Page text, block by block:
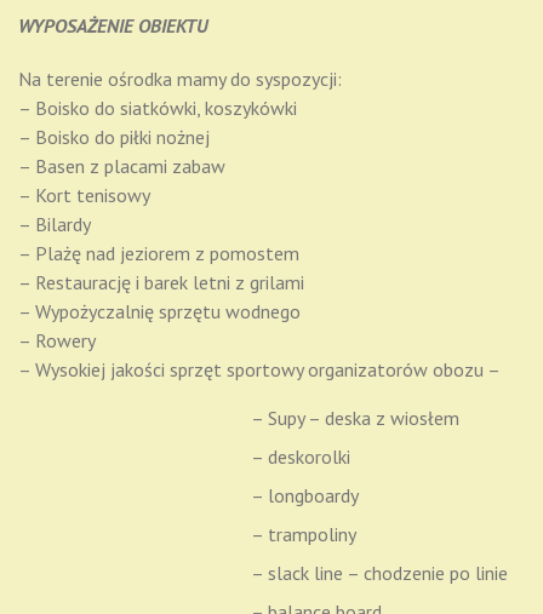
WYPOSAŻENIE OBIEKTU
Na terenie ośrodka mamy do syspozycji:
– Boisko do siatkówki, koszykówki
– Boisko do piłki nożnej
– Basen z placami zabaw
– Kort tenisowy
– Bilardy
– Plażę nad jeziorem z pomostem
– Restaurację i barek letni z grilami
– Wypożyczalnię sprzętu wodnego
– Rowery
– Wysokiej jakości sprzęt sportowy organizatorów obozu –
– Supy – deska z wiosłem
– deskorolki
– longboardy
– trampoliny
– slack line – chodzenie po linie